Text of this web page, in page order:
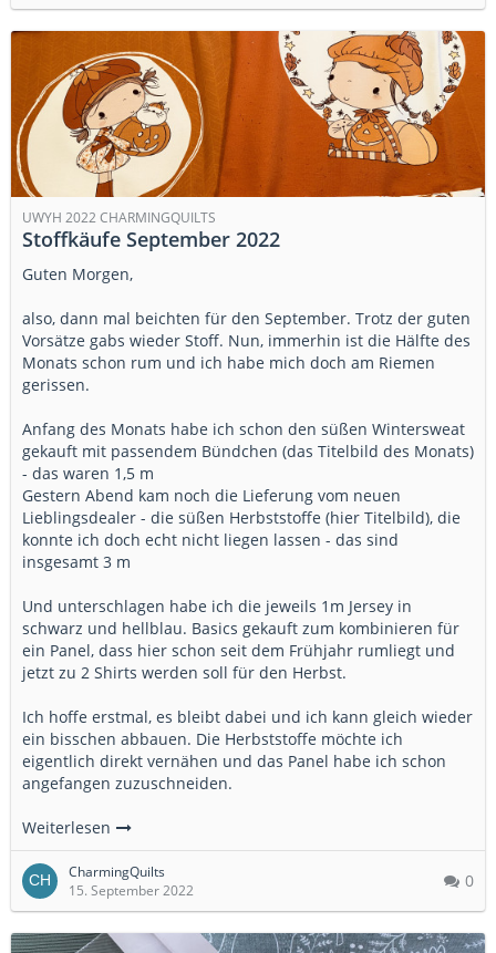
UWYH 2022 CHARMINGQUILTS
Stoffkäufe September 2022
Guten Morgen,
also, dann mal beichten für den September. Trotz der guten
Vorsätze gabs wieder Stoff. Nun, immerhin ist die Hälfte des
Monats schon rum und ich habe mich doch am Riemen
gerissen.
Anfang des Monats habe ich schon den süßen Wintersweat
gekauft mit passendem Bündchen (das Titelbild des Monats)
- das waren 1,5 m
Gestern Abend kam noch die Lieferung vom neuen
Lieblingsdealer - die süßen Herbststoffe (hier Titelbild), die
konnte ich doch echt nicht liegen lassen - das sind
insgesamt 3 m
Und unterschlagen habe ich die jeweils 1m Jersey in
schwarz und hellblau. Basics gekauft zum kombinieren für
ein Panel, dass hier schon seit dem Frühjahr rumliegt und
jetzt zu 2 Shirts werden soll für den Herbst.
Ich hoffe erstmal, es bleibt dabei und ich kann gleich wieder
ein bisschen abbauen. Die Herbststoffe möchte ich
eigentlich direkt vernähen und das Panel habe ich schon
angefangen zuzuschneiden.
Weiterlesen
CharmingQuilts
15. September 2022
0